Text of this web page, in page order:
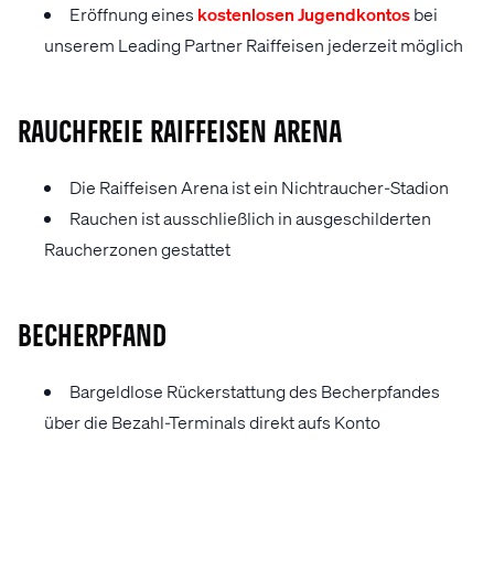
Eröffnung eines kostenlosen Jugendkontosbei
unserem Leading Partner Raiffeisen jederzeit möglich
RAUCHFREIE RAIFFEISEN ARENA
Die Raiffeisen Arena ist ein Nichtraucher-Stadion
Rauchen ist ausschließlich in ausgeschilderten
Raucherzonen gestattet
BECHERPFAND
Bargeldlose Rückerstattung des Becherpfandes
über die Bezahl-Terminals direkt aufs Konto